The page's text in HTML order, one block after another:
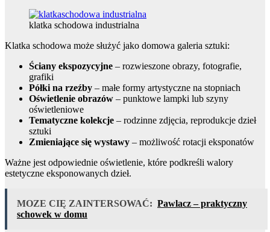
klatka schodowa industrialna
Klatka schodowa może służyć jako domowa galeria sztuki:
Ściany ekspozycyjne – rozwieszone obrazy, fotografie,
grafiki
Półki na rzeźby – małe formy artystyczne na stopniach
Oświetlenie obrazów – punktowe lampki lub szyny
oświetleniowe
Tematyczne kolekcje – rodzinne zdjęcia, reprodukcje dzieł
sztuki
Zmieniające się wystawy – możliwość rotacji eksponatów
Ważne jest odpowiednie oświetlenie, które podkreśli walory
estetyczne eksponowanych dzieł.
MOZE CIĘ ZAINTERSOWAĆ: Pawlacz – praktyczny
schowek w domu